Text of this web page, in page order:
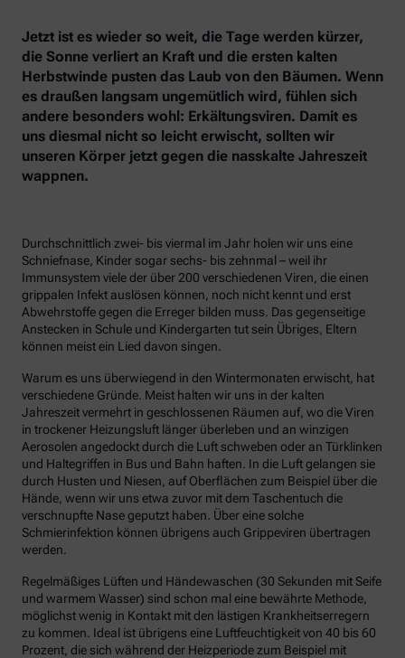
Jetzt ist es wieder so weit, die Tage werden kürzer,
die Sonne verliert an Kraft und die ersten kalten
Herbstwinde pusten das Laub von den Bäumen. Wenn
es draußen langsam ungemütlich wird, fühlen sich
andere besonders wohl: Erkältungsviren. Damit es
uns diesmal nicht so leicht erwischt, sollten wir
unseren Körper jetzt gegen die nasskalte Jahreszeit
wappnen.
Durchschnittlich zwei- bis viermal im Jahr holen wir uns eine
Schniefnase, Kinder sogar sechs- bis zehnmal – weil ihr
Immunsystem viele der über 200 verschiedenen Viren, die einen
grippalen Infekt auslösen können, noch nicht kennt und erst
Abwehrstoffe gegen die Erreger bilden muss. Das gegenseitige
Anstecken in Schule und Kindergarten tut sein Übriges, Eltern
können meist ein Lied davon singen.
Warum es uns überwiegend in den Wintermonaten erwischt, hat
verschiedene Gründe. Meist halten wir uns in der kalten
Jahreszeit vermehrt in geschlossenen Räumen auf, wo die Viren
in trockener Heizungsluft länger überleben und an winzigen
Aerosolen angedockt durch die Luft schweben oder an Türklinken
und Haltegriffen in Bus und Bahn haften. In die Luft gelangen sie
durch Husten und Niesen, auf Oberflächen zum Beispiel über die
Hände, wenn wir uns etwa zuvor mit dem Taschentuch die
verschnupfte Nase geputzt haben. Über eine solche
Schmierinfektion können übrigens auch Grippeviren übertragen
werden.
Regelmäßiges Lüften und Händewaschen (30 Sekunden mit Seife
und warmem Wasser) sind schon mal eine bewährte Methode,
möglichst wenig in Kontakt mit den lästigen Krankheitserregern
zu kommen. Ideal ist übrigens eine Luftfeuchtigkeit von 40 bis 60
Prozent, die sich während der Heizperiode zum Beispiel mit